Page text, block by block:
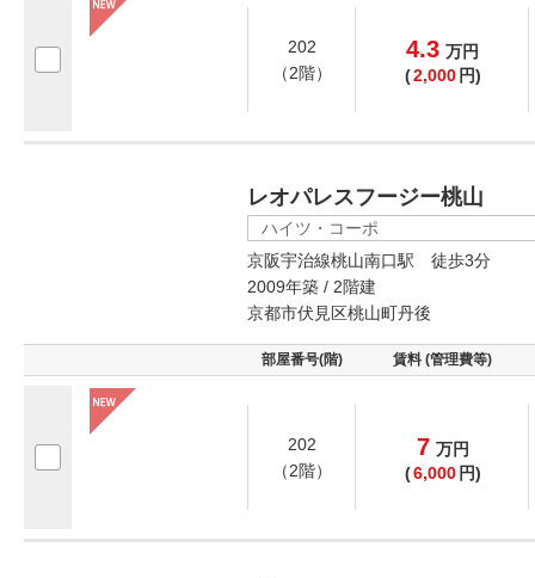
202
（2階）
4.3 万円
(2,000 円)
レオパレスフージー桃山
ハイツ・コーポ
京阪宇治線桃山南口駅 徒歩3分
2009年築 / 2階建
京都市伏見区桃山町丹後
部屋番号(階) 賃料 (管理費等)
202
（2階）
7 万円
(6,000 円)